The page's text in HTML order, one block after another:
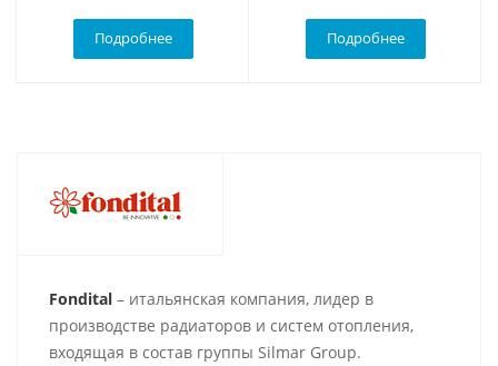
Подробнее Подробнее
Fondital – итальянская компания, лидер в
производстве радиаторов и систем отопления,
входящая в состав группы Silmar Group.